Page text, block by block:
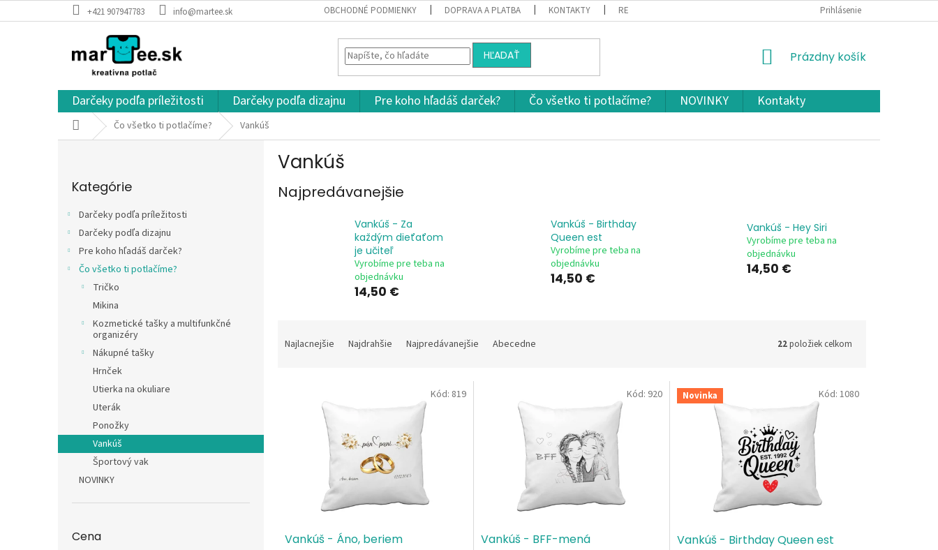
na
+421 907947783 info@martee.sk OBCHODNÉ PODMIENKY DOPRAVA A PLATBA KONTAKTY REKLAMÁCIA A VRÁTENIE TOVARU OCHRANA OSOBNÝCH ÚDAJOV A COOKIES
Prihlásenie
HĽADAŤ
NÁKUPNÝ
Prázdny košík
Darčeky podľa príležitosti Darčeky podľa dizajnu Pre koho hľadáš darček? Čo všetko ti potlačíme? NOVINKY Kontakty
Domov Čo všetko ti potlačíme? Vankúš
kategórie
Kategórie
Darčeky podľa príležitosti
Darčeky podľa dizajnu
Pre koho hľadáš darček?
Čo všetko ti potlačíme?
Tričko
Mikina
Kozmetické tašky a multifunkčné
organizéry
Nákupné tašky
Hrnček
Utierka na okuliare
Uterák
Ponožky
Vankúš
Športový vak
NOVINKY
Cena
Vankúš
Najpredávanejšie
Vankúš - Za
každým dieťaťom
je učiteľ
Vyrobíme pre teba na
objednávku
14,50 €
Vankúš - Birthday
Queen est
Vyrobíme pre teba na
objednávku
14,50 €
Vankúš - Hey Siri
Vyrobíme pre teba na
objednávku
14,50 €
a
o
Najlacnejšie Najdrahšie Najpredávanejšie Abecedne 22položiek celkom
Vankúš - Áno, beriem
Kód: 819
Vankúš - BFF-mená
Kód: 920 Novinka
Vankúš - Birthday Queen est
Kód: 1080